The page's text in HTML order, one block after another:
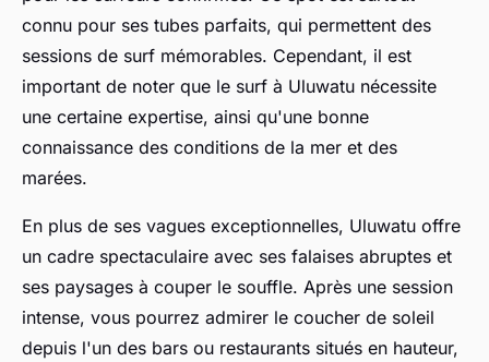
connu pour ses tubes parfaits, qui permettent des
sessions de surf mémorables. Cependant, il est
important de noter que le surf à Uluwatu nécessite
une certaine expertise, ainsi qu'une bonne
connaissance des conditions de la mer et des
marées.
En plus de ses vagues exceptionnelles, Uluwatu offre
un cadre spectaculaire avec ses falaises abruptes et
ses paysages à couper le souffle. Après une session
intense, vous pourrez admirer le coucher de soleil
depuis l'un des bars ou restaurants situés en hauteur,